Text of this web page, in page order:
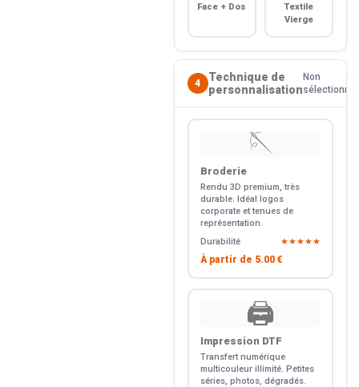
Face + Dos
Textile
Vierge
4
Technique de
personnalisation
Non
sélectionné
🪡
Broderie
Rendu 3D premium, très
durable. Idéal logos
corporate et tenues de
représentation.
Durabilité
★★★★★
À partir de 5.00 €
🖨️
Impression DTF
Transfert numérique
multicouleur illimité. Petites
séries, photos, dégradés.